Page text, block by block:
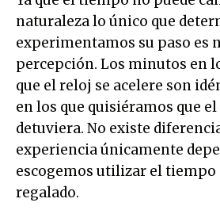
naturaleza lo único que
experimentamos su paso es
percepción. Los minutos en
que el reloj se acelere son
en los que quisiéramos que
detuviera. No existe
experiencia únicamente
escogemos utilizar el tiempo
regalado.